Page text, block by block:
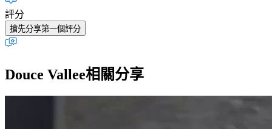
評分
搶先分享第一個評分
Douce Vallee相關分享